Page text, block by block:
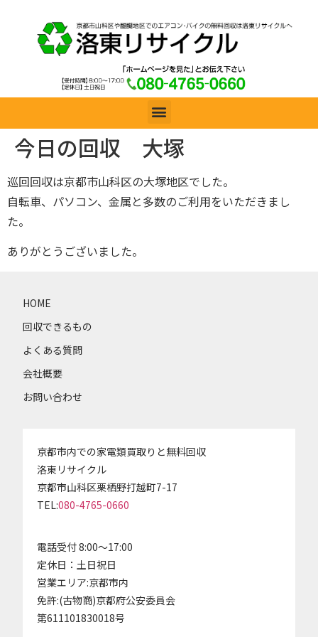
今日の回収 大塚
巡回回収は京都市山科区の大塚地区でした。
自転車、パソコン、金属と多数のご利用をいただきまし
た。
ありがとうございました。
HOME
回収できるもの
よくある質問
会社概要
お問い合わせ
京都市内での家電類買取りと無料回収
洛東リサイクル
京都市山科区栗栖野打越町7-17
TEL:080-4765-0660
電話受付 8:00～17:00
定休日：土日祝日
営業エリア:京都市内
免許:(古物商)京都府公安委員会
第611101830018号